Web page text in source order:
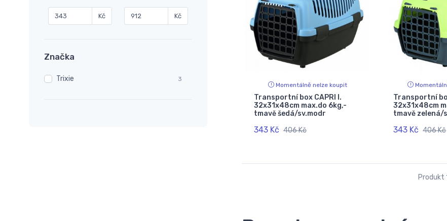
Kč Kč
Značka
Trixie 3
Momentálně nelze koupit
Transportní box CAPRI I.
32x31x48cm max.do 6kg,-
tmavě šedá/sv.modr
343 Kč 406 Kč
Transportní
32x31x48cm
tmavě zelená/
343 Kč 406 Kč
Produkt